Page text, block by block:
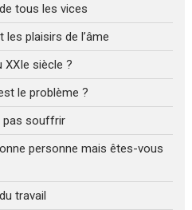
tous les vices
plaisirs de l’âme
XXIe siècle ?
le problème ?
pas souffrir
personne mais êtes-vous
travail